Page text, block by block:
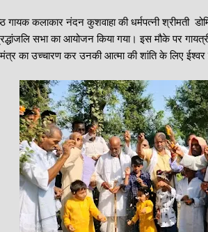
गायक कलाकार नंदन कुशवाहा की धर्मपत्नी श्रीमती
सभा का आयोजन किया गया। इस मौके पर
का उच्चारण कर उनकी आत्मा की शांति के लिए ईश्वर